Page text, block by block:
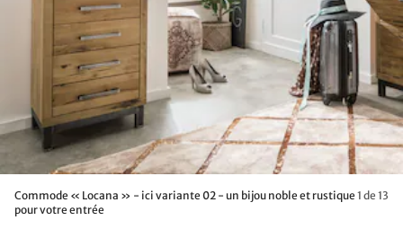
Commode « Locana » - ici variante 02 - un bijou noble et rustique
pour votre entrée
1 de 13